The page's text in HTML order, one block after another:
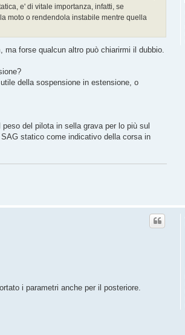
e' di vitale importanza, infatti, se
moto o rendendola instabile mentre quella
forse qualcun altro può chiarirmi il dubbio.
della sospensione in estensione, o
del pilota in sella grava per lo più sul
statico come indicativo della corsa in
i parametri anche per il posteriore.